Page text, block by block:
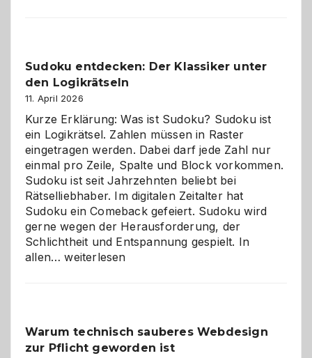
Sudoku entdecken: Der Klassiker unter
den Logikrätseln
11. April 2026
Kurze Erklärung: Was ist Sudoku? Sudoku ist
ein Logikrätsel. Zahlen müssen in Raster
eingetragen werden. Dabei darf jede Zahl nur
einmal pro Zeile, Spalte und Block vorkommen.
Sudoku ist seit Jahrzehnten beliebt bei
Rätselliebhaber. Im digitalen Zeitalter hat
Sudoku ein Comeback gefeiert. Sudoku wird
gerne wegen der Herausforderung, der
Schlichtheit und Entspannung gespielt. In
allen…Sudoku
den
Logikrätseln
weiterlesen
Warum technisch sauberes Webdesign
zur Pflicht geworden ist